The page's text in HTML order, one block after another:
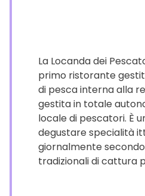
La Locanda dei
primo ristorante
di pesca interna alla
gestita in totale
locale di pescatori. È
degustare specialità
giornalmente
tradizionali di cattura